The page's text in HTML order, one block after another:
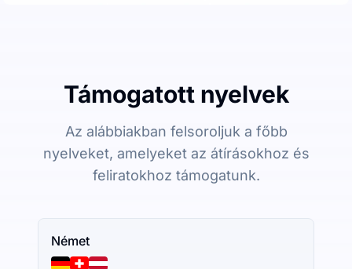
Támogatott nyelvek
Az alábbiakban felsoroljuk a főbb
nyelveket, amelyeket az átírásokhoz és
feliratokhoz támogatunk.
Német